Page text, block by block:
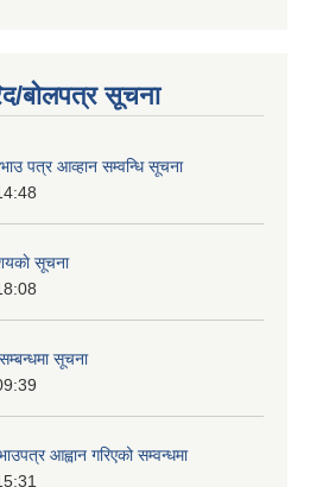
बोलपत्र सूचना
पत्र आव्हान सम्वन्धि सूचना
सूचना
सूचना
आह्वान गरिएको सम्वन्धमा